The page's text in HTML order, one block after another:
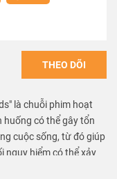
THEO DÕI
là chuỗi phim hoạt
huống có thể gây tổn
cuộc sống, từ đó giúp
nguy hiểm có thể xảy
triển an toàn, lành